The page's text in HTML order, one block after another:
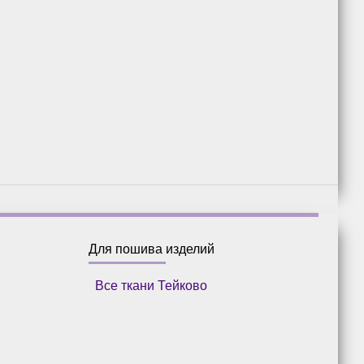
Для пошива изделий
Все ткани Тейково